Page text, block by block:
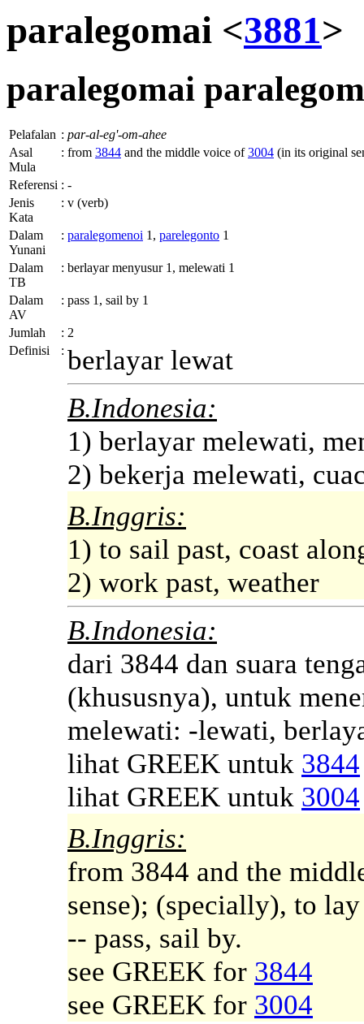
paralegomai <3881>
paralegomai
Pelafalan : par-al-eg'-om-ahee
Asal
Mula
: from 3844 and the middle voice of3004 (in its original
Referensi : -
Jenis
Kata
: v (verb)
Dalam
Yunani
: paralegomenoi 1, parelegonto 1
Dalam
TB
: berlayar menyusur 1, melewati 1
Dalam
AV
: pass 1, sail by 1
Jumlah : 2
Definisi
: berlayar lewat
B.Indonesia:
1) berlayar melewati,
2) bekerja melewati,
B.Inggris:
1) to sail past, coast
2) work past, weather
B.Indonesia:
dari 3844 dan suara
(khususnya), untuk
melewati: -lewati,
lihat GREEK untuk 3844
lihat GREEK untuk 3004
B.Inggris:
from 3844 and the
sense); (specially), to
-- pass, sail by.
see GREEK for 3844
see GREEK for 3004